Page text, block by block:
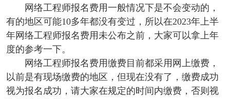
网络工程师报名费用一般情况下是不会变动的，
有的地区可能10多年都没有变过，所以在2023年上半
年网络工程师报名费用未公布之前，大家可以拿上年
度的参考一下。
网络工程师报名费用缴费目前都采用网上缴费，
以前是有现场缴费的地区，但现在没有了，缴费成功
视为报名成功，请大家在规定的时间内缴费，否则视